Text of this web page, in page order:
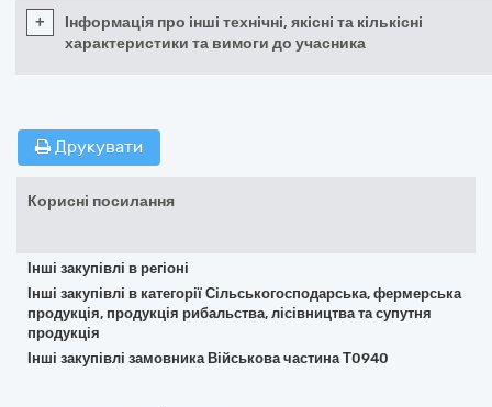
+
Інформація про інші технічні, якісні та кількісні
характеристики та вимоги до учасника
Друкувати
Корисні посилання
Інші закупівлі в регіоні
Інші закупівлі в категорії Сільськогосподарська, фермерська
продукція, продукція рибальства, лісівництва та супутня
продукція
Інші закупівлі замовника Військова частина Т0940